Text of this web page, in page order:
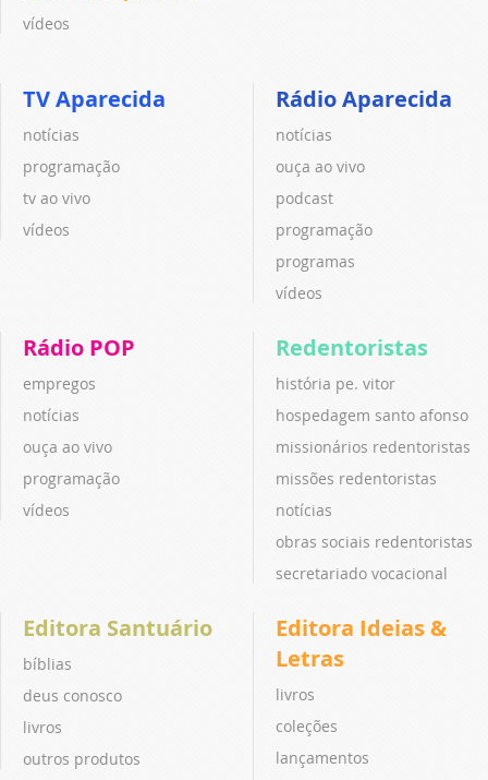
vídeos
TV Aparecida
notícias
programação
tv ao vivo
vídeos
Rádio Aparecida
notícias
ouça ao vivo
podcast
programação
programas
vídeos
Rádio POP
empregos
notícias
ouça ao vivo
programação
vídeos
Redentoristas
história pe. vitor
hospedagem santo afonso
missionários redentoristas
missões redentoristas
notícias
obras sociais redentoristas
secretariado vocacional
Editora Santuário
bíblias
deus conosco
livros
outros produtos
Editora Ideias &
Letras
livros
coleções
lançamentos